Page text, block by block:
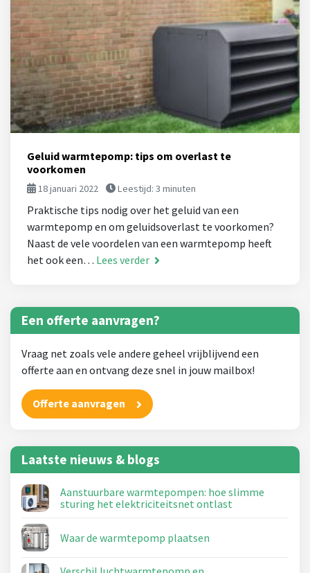
Geluid warmtepomp: tips om overlast te
voorkomen
18 januari 2022 Leestijd: 3 minuten
Praktische tips nodig over het geluid van een
warmtepomp en om geluidsoverlast te voorkomen?
Naast de vele voordelen van een warmtepomp heeft
het ook een… Lees verder
Een offerte aanvragen?
Vraag net zoals vele andere geheel vrijblijvend een
offerte aan en ontvang deze snel in jouw mailbox!
Offerte aanvragen
Laatste nieuws & blogs
Aanstuurbare warmtepompen: hoe slimme
sturing het elektriciteitsnet ontlast
Waar de warmtepomp plaatsen